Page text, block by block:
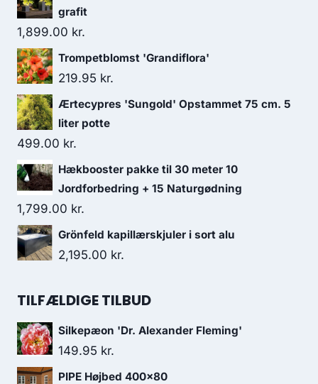
grafit
1,899.00 kr.
Trompetblomst 'Grandiflora'
219.95 kr.
Ærtecypres 'Sungold' Opstammet 75 cm. 5
liter potte
499.00 kr.
Hækbooster pakke til 30 meter 10
Jordforbedring + 15 Naturgødning
1,799.00 kr.
Grönfeld kapillærskjuler i sort alu
2,195.00 kr.
TILFÆLDIGE TILBUD
Silkepæon 'Dr. Alexander Fleming'
149.95 kr.
PIPE Højbed 400x80